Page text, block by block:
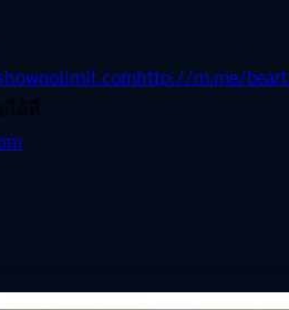
http://m.me/
ได้ที่